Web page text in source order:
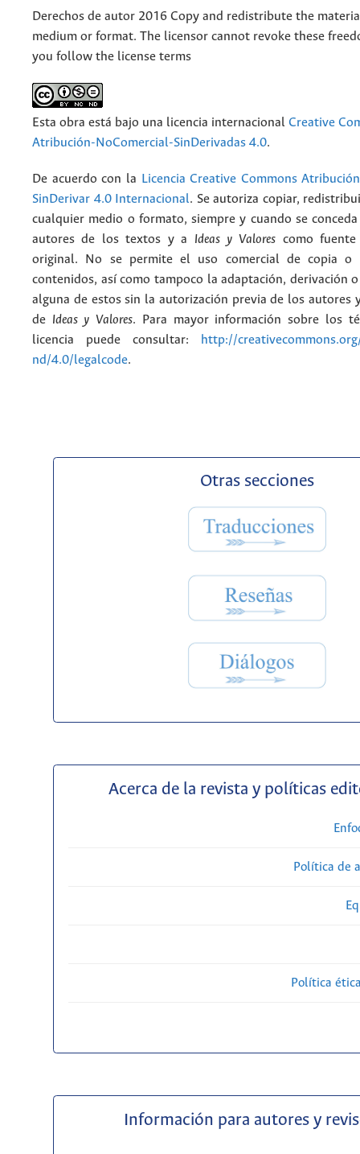
Derechos de autor 2016 Copy and redistribute the
medium or format. The licensor cannot revoke these
you follow the license terms
Esta obra está bajo una licencia internacional Creative
Atribución-NoComercial-SinDerivadas 4.0.
De acuerdo con la Licencia Creative Commons
SinDerivar 4.0 Internacional. Se autoriza copiar,
cualquier medio o formato, siempre y cuando se
autores de los textos y a Ideas y Valores como
original. No se permite el uso comercial de copia o
contenidos, así como tampoco la adaptación, derivación
alguna de estos sin la autorización previa de los autores
de Ideas y Valores. Para mayor información sobre los
licencia puede consultar:
http://
nd/4.0/legalcode.
Otras secciones
Acerca de la revista y políticas
Política de
Política
Información para autores y